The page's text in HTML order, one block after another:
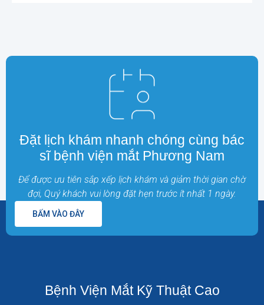
Đặt lịch khám nhanh chóng cùng bác
sĩ bệnh viện mắt Phương Nam
Để được ưu tiên sắp xếp lịch khám và giảm thời gian chờ
đợi, Quý khách vui lòng đặt hẹn trước ít nhất 1 ngày.
BẤM VÀO ĐÂY
Bệnh Viện Mắt Kỹ Thuật Cao